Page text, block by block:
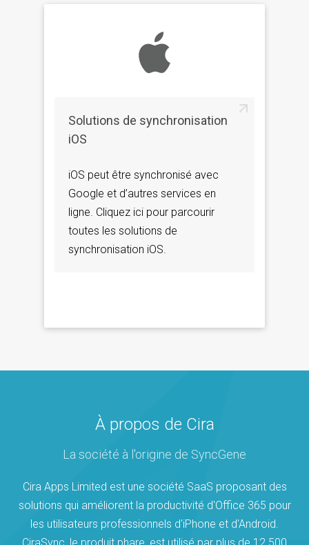
Solutions de synchronisation
iOS
iOS peut être synchronisé avec
Google et d’autres services en
ligne. Cliquez ici pour parcourir
toutes les solutions de
synchronisation iOS.
À propos de Cira
La société à l'origine de SyncGene
Cira Apps Limited est une société SaaS proposant des
solutions qui améliorent la productivité d'Office 365 pour
les utilisateurs professionnels d'iPhone et d'Android.